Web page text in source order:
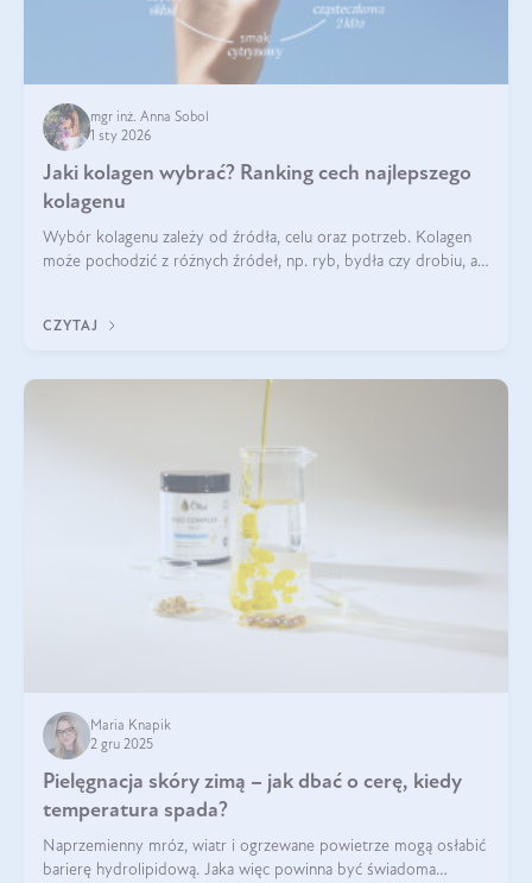
mgr inż. Anna Sobol
1 sty 2026
Jaki kolagen wybrać? Ranking cech najlepszego
kolagenu
Wybór kolagenu zależy od źródła, celu oraz potrzeb. Kolagen
może pochodzić z różnych źródeł, np. ryb, bydła czy drobiu, a
bydlęcy.
CZYTAJ
Maria Knapik
2 gru 2025
Pielęgnacja skóry zimą – jak dbać o cerę, kiedy
temperatura spada?
Naprzemienny mróz, wiatr i ogrzewane powietrze mogą osłabić
barierę hydrolipidową. Jaka więc powinna być świadoma